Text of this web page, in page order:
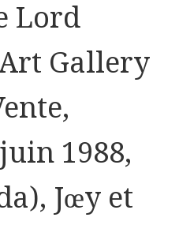
Lord
Gallery
1988,
Jœy et